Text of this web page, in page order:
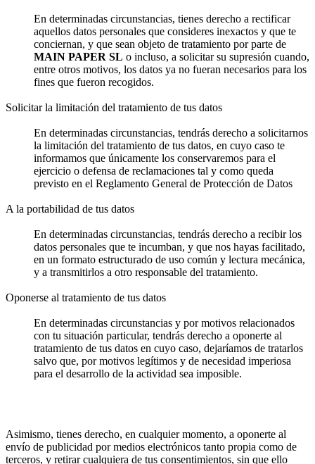
En determinadas circunstancias, tienes derecho a rectificar
aquellos datos personales que consideres inexactos y que te
conciernan, y que sean objeto de tratamiento por parte de
MAIN PAPER SL o incluso, a solicitar su supresión cuando,
entre otros motivos, los datos ya no fueran necesarios para los
fines que fueron recogidos.
Solicitar la limitación del tratamiento de tus datos
En determinadas circunstancias, tendrás derecho a solicitarnos
la limitación del tratamiento de tus datos, en cuyo caso te
informamos que únicamente los conservaremos para el
ejercicio o defensa de reclamaciones tal y como queda
previsto en el Reglamento General de Protección de Datos
A la portabilidad de tus datos
En determinadas circunstancias, tendrás derecho a recibir los
datos personales que te incumban, y que nos hayas facilitado,
en un formato estructurado de uso común y lectura mecánica,
y a transmitirlos a otro responsable del tratamiento.
Oponerse al tratamiento de tus datos
En determinadas circunstancias y por motivos relacionados
con tu situación particular, tendrás derecho a oponerte al
tratamiento de tus datos en cuyo caso, dejaríamos de tratarlos
salvo que, por motivos legítimos y de necesidad imperiosa
para el desarrollo de la actividad sea imposible.
Asimismo, tienes derecho, en cualquier momento, a oponerte al
envío de publicidad por medios electrónicos tanto propia como de
terceros, y retirar cualquiera de tus consentimientos, sin que ello